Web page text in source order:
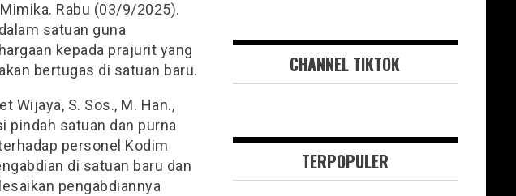
Rabu (03/9/2025).
satuan guna
kepada prajurit yang
bertugas di satuan baru.
Wijaya, S. Sos., M. Han.,
pindah satuan dan purna
personel Kodim
di satuan baru dan
pengabdiannya
CHANNEL TIKTOK
TERPOPULER